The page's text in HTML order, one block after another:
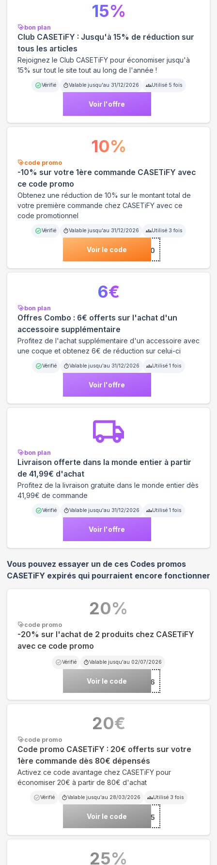
bon plan
Club CASETiFY : Jusqu'à 15% de réduction sur
tous les articles
Rejoignez le Club CASETiFY pour économiser jusqu'à
15% sur tout le site tout au long de l'année !
Vérifié Valable jusqu'au 31/12/2026 Utilisé 5 fois
Voir l'offre
15%
code promo
-10% sur votre 1ère commande CASETiFY avec
ce code promo
Obtenez une réduction de 10% sur le montant total de
votre première commande chez CASETiFY avec ce
code promotionnel
Vérifié Valable jusqu'au 31/12/2026 Utilisé 3 fois
Voir le code***COME10
10%
bon plan
Offres Combo : 6€ offerts sur l'achat d'un
accessoire supplémentaire
Profitez de l'achat supplémentaire d'un accessoire avec
une coque et obtenez 6€ de réduction sur celui-ci
Vérifié Valable jusqu'au 31/12/2026 Utilisé 1 fois
Voir l'offre
6€
bon plan
Livraison offerte dans la monde entier à partir
de 41,99€ d'achat
Profitez de la livraison gratuite dans le monde entier dès
41,99€ de commande
Vérifié Valable jusqu'au 31/12/2026 Utilisé 1 fois
Voir l'offre
Vous pouvez essayer un de ces Codes promos
CASETiFY expirés qui pourraient encore fonctionner
code promo
-20% sur l'achat de 2 produits chez CASETiFY
avec ce code promo
Vérifié Valable jusqu'au 02/07/2026
Voir le code***MER26
20%
code promo
Code promo CASETiFY : 20€ offerts sur votre
1ère commande dès 80€ dépensés
Activez ce code avantage chez CASETiFY pour
économiser 20€ à partir de 80€ d'achat
Vérifié Valable jusqu'au 28/03/2026 Utilisé 3 fois
Voir le code***LE315
20€
25%